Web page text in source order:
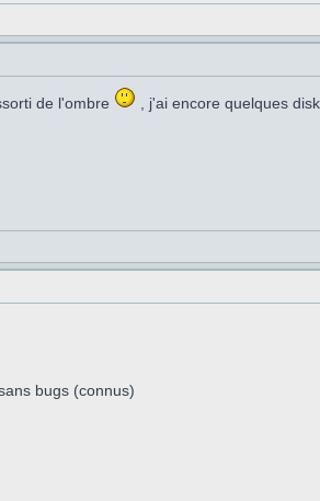
de l'ombre
, j'ai encore quelques
bugs (connus)